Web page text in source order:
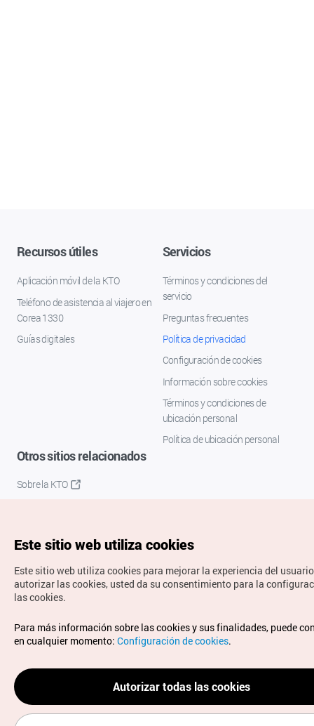
Recursos útiles
Aplicación móvil de la KTO
Teléfono de asistencia al viajero en
Corea 1330
Guías digitales
Servicios
Términos y condiciones del
servicio
Preguntas frecuentes
Política de privacidad
Configuración de cookies
Información sobre cookies
Términos y condiciones de
ubicación personal
Política de ubicación personal
Otros sitios relacionados
Sobre la KTO
Copyrights © Organización de Turismo de Corea. Todos los
derechos reservados.
Para informes de errores y cuestiones relacionadas con el
sitio web, dirija sus consultas al correoelectrónico oficial:
spanish@knto.or.kr
Este sitio web utiliza cookies
Este sitio web utiliza cookies para mejorar la experiencia del
autorizar las cookies, usted da su consentimiento para la
las cookies.
Para más información sobre las cookies y sus finalidades, puede
en cualquier momento: Configuración de cookies.
Autorizar todas las cookies